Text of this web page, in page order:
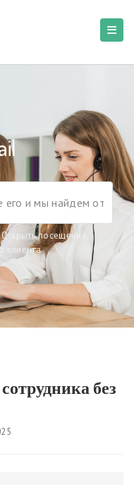
Открыть посещение
клиента
без